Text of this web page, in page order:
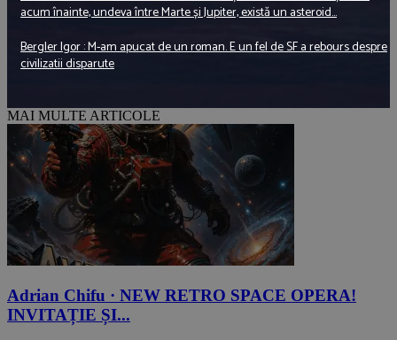
acum înainte, undeva între Marte și Jupiter, există un asteroid...
Bergler Igor : M-am apucat de un roman. E un fel de SF a rebours despre
civilizatii disparute
MAI MULTE ARTICOLE
Adrian Chifu · NEW RETRO SPACE OPERA!
INVITAȚIE ȘI...